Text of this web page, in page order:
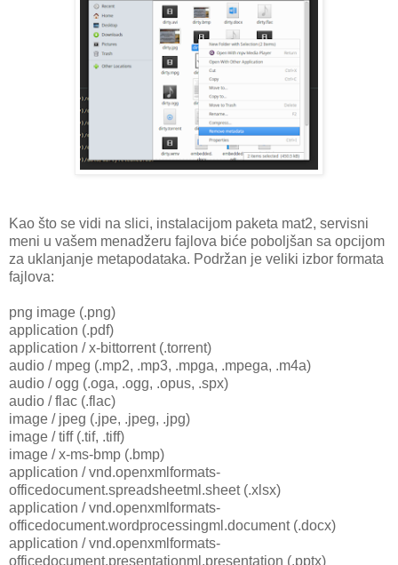
Kao što se vidi na slici, instalacijom paketa mat2, servisni
meni u vašem menadžeru fajlova biće poboljšan sa opcijom
za uklanjanje metapodataka. Podržan je veliki izbor formata
fajlova:
png image (.png)
application (.pdf)
application / x-bittorrent (.torrent)
audio / mpeg (.mp2, .mp3, .mpga, .mpega, .m4a)
audio / ogg (.oga, .ogg, .opus, .spx)
audio / flac (.flac)
image / jpeg (.jpe, .jpeg, .jpg)
image / tiff (.tif, .tiff)
image / x-ms-bmp (.bmp)
application / vnd.openxmlformats-
officedocument.spreadsheetml.sheet (.xlsx)
application / vnd.openxmlformats-
officedocument.wordprocessingml.document (.docx)
application / vnd.openxmlformats-
officedocument.presentationml.presentation (.pptx)